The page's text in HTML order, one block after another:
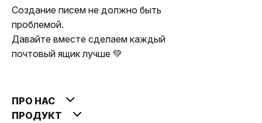
Создание писем не должно быть
проблемой.
Давайте вместе сделаем каждый
почтовый ящик лучше 💚
ПРО НАС
ПРОДУКТ